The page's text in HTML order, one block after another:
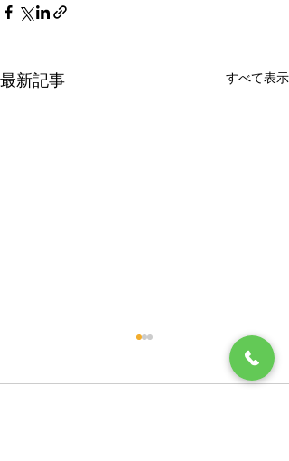
最新記事 すべて表示
R８年９月診療担当医変更
のお知らせ